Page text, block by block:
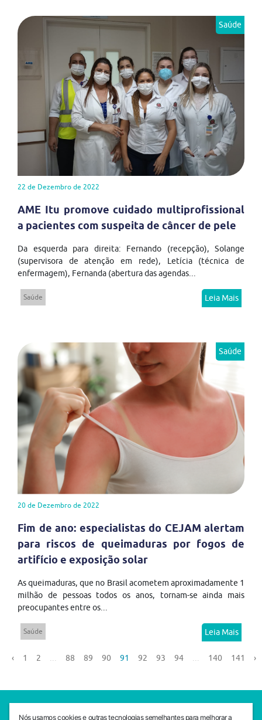
Saúde
22 de Dezembro de 2022
AME Itu promove cuidado multiprofissional
a pacientes com suspeita de câncer de pele
Da esquerda para direita: Fernando (recepção), Solange
(supervisora de atenção em rede), Letícia (técnica de
enfermagem), Fernanda (abertura das agendas...
Saúde Leia Mais
Saúde
20 de Dezembro de 2022
Fim de ano: especialistas do CEJAM alertam
para riscos de queimaduras por fogos de
artifício e exposição solar
As queimaduras, que no Brasil acometem aproximadamente 1
milhão de pessoas todos os anos, tornam-se ainda mais
preocupantes entre os...
Saúde Leia Mais
‹ 1 2 88 89 90 91 92 93 94 140 141 ›
Nós usamos cookies e outras tecnologias semelhantes para melhorar a